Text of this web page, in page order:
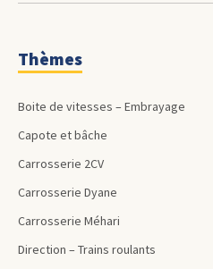
Thèmes
Boite de vitesses – Embrayage
Capote et bâche
Carrosserie 2CV
Carrosserie Dyane
Carrosserie Méhari
Direction – Trains roulants